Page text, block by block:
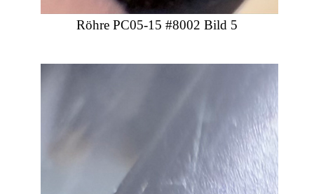
Röhre PC05-15 #8002 Bild 5